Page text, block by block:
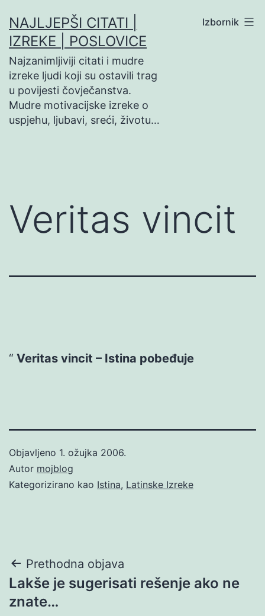
na
sadržaj
NAJLJEPŠI CITATI |
IZREKE | POSLOVICE
Najzanimljiviji citati i mudre
izreke ljudi koji su ostavili trag
u povijesti čovječanstva.
Mudre motivacijske izreke o
uspjehu, ljubavi, sreći, životu…
Izbornik
Veritas vincit
Veritas vincit – Istina pobeđuje
Objavljeno 1. ožujka 2006.
Autor mojblog
Kategorizirano kao Istina, Latinske Izreke
Navigacija
objava
Prethodna objava
Lakše je sugerisati rešenje ako ne
znate…